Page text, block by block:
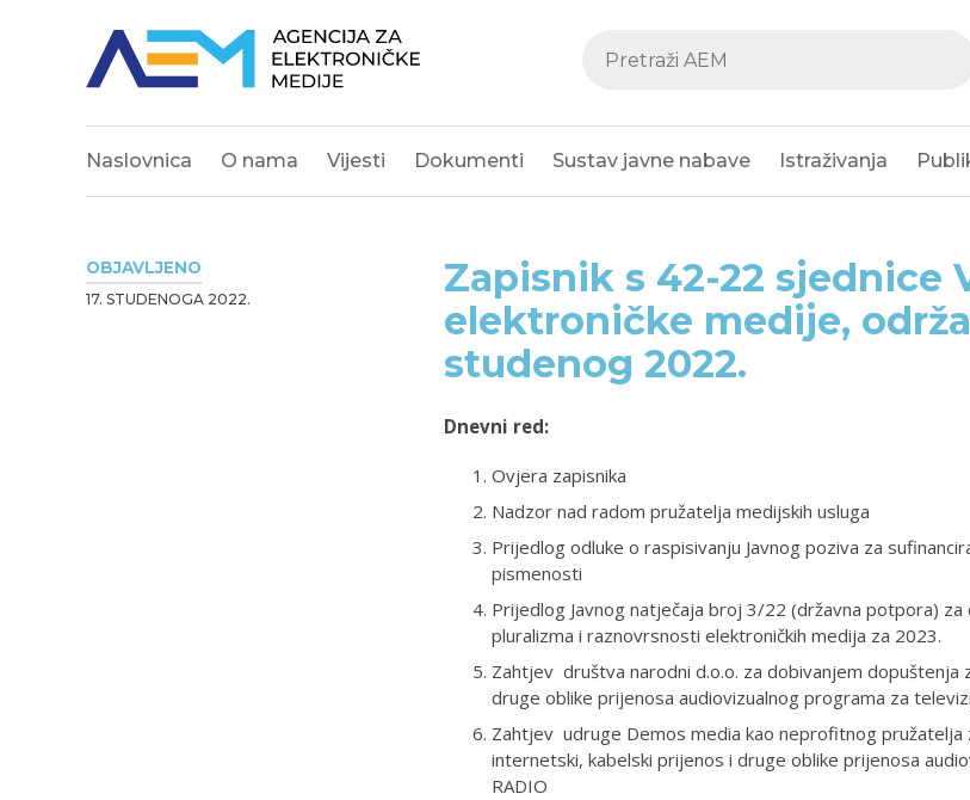
Naslovnica O nama Vijesti Dokumenti Sustav javne nabave Istraživanja
OBJAVLJENO
17. STUDENOGA 2022.
Zapisnik s 42-22 sjednice
elektroničke medije,
studenog 2022.
Dnevni red:
Ovjera zapisnika
Nadzor nad radom pružatelja medijskih usluga
Prijedlog odluke o raspisivanju Javnog poziva za
pismenosti
Prijedlog Javnog natječaja broj 3/22 (državna potpora)
pluralizma i raznovrsnosti elektroničkih medija za 2023.
Zahtjev društva narodni d.o.o. za dobivanjem
druge oblike prijenosa audiovizualnog programa za
Zahtjev udruge Demos media kao neprofitnog
internetski, kabelski prijenos i druge oblike prijenosa
RADIO